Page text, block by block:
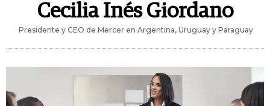
Cecilia Inés Giordano
Presidente y CEO de Mercer en Argentina, Uruguay y Paraguay